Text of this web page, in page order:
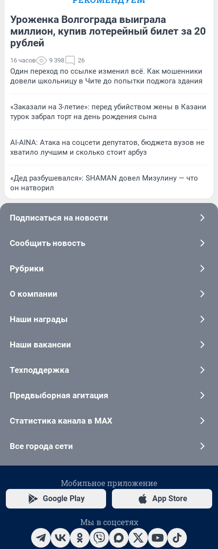
Уроженка Волгограда выиграла
миллион, купив лотерейный билет за 20
рублей
16 часов 9 398 26
Один переход по ссылке изменил всё. Как мошенники
довели школьницу в Чите до попытки поджога здания
«Заказали на 3-летие»: перед убийством жены в Казани
турок забрал торт на день рождения сына
AI-AINA: Атака на соцсети депутатов, бюджета вузов не
хватило лучшим и сколько стоит арбуз
«Дед разбушевался»: SHAMAN довел Мизулину — что
он натворил
Подписаться на новости
Сообщить новость
Рубрики
О компании
Наши награды
Наши вакансии
Техподдержка
Предвыборная агитация
Статистика канала в MAX
Все города сети
Мобильное приложение
Google Play App Store
Мы в соцсетях